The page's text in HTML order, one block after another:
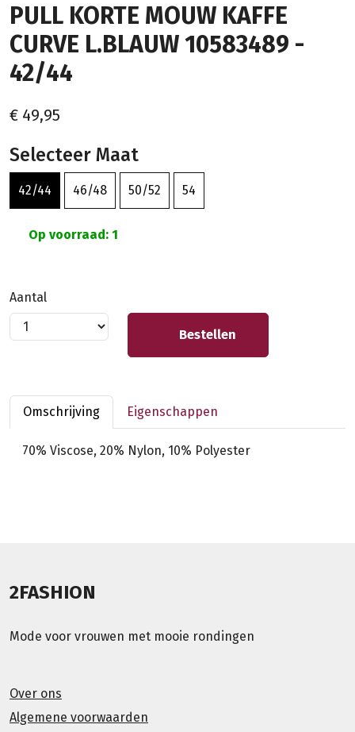
PULL KORTE MOUW KAFFE
CURVE L.BLAUW 10583489 -
42/44
€ 49,95
Selecteer Maat
42/44 46/48 50/52 54
Op voorraad: 1
Aantal
Bestellen
Omschrijving Eigenschappen
70% Viscose, 20% Nylon, 10% Polyester
2FASHION
Mode voor vrouwen met mooie rondingen
Over ons
Algemene voorwaarden